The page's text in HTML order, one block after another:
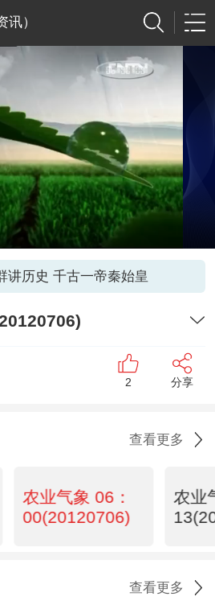
讯）
讲历史 千古一帝秦始皇
2 分享
查看更多
农业气象 06：
00(20120706)
农业
查看更多